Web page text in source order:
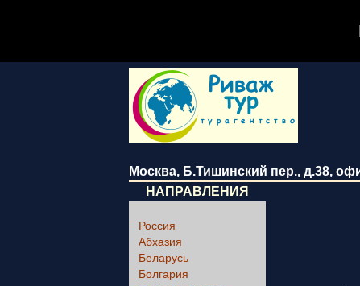
Москва, Б.Тишинский пер., д.38,
НАПРАВЛЕНИЯ
Россия
Абхазия
Беларусь
Болгария